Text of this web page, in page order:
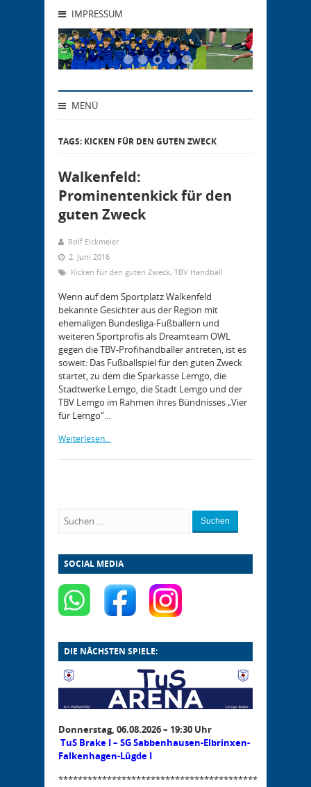
IMPRESSUM
MENÜ
TAGS: KICKEN FÜR DEN GUTEN ZWECK
Walkenfeld:
Prominentenkick für den
guten Zweck
Rolf Eickmeier
2. Juni 2016
Kicken für den guten Zweck, TBV Handball
Wenn auf dem Sportplatz Walkenfeld
bekannte Gesichter aus der Region mit
ehemaligen Bundesliga-Fußballern und
weiteren Sportprofis als Dreamteam OWL
gegen die TBV-Profihandballer antreten, ist es
soweit: Das Fußballspiel für den guten Zweck
startet, zu dem die Sparkasse Lemgo, die
Stadtwerke Lemgo, die Stadt Lemgo und der
TBV Lemgo im Rahmen ihres Bündnisses „Vier
für Lemgo“…
Weiterlesen...
Suchen
SOCIAL MEDIA
DIE NÄCHSTEN SPIELE:
Donnerstag, 06.08.2026 – 19:30 Uhr
TuS Brake I – SG Sabbenhausen-Elbrinxen-
Falkenhagen-Lügde I
*****************************************